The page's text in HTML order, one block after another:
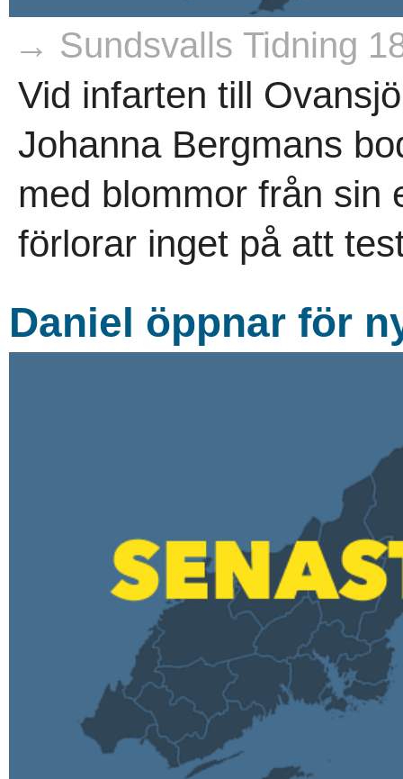
→ Sundsvalls Tidning
Vid infarten till
Johanna Bergmans
med blommor från sin
förlorar inget på att
Daniel öppnar för